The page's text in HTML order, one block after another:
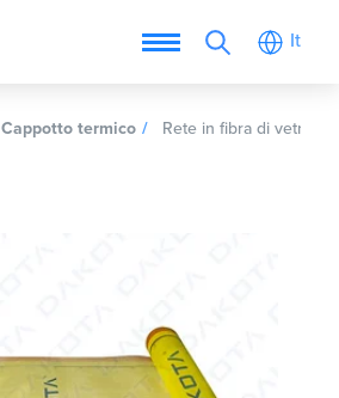
It
Cappotto termico Rete in fibra di vetro